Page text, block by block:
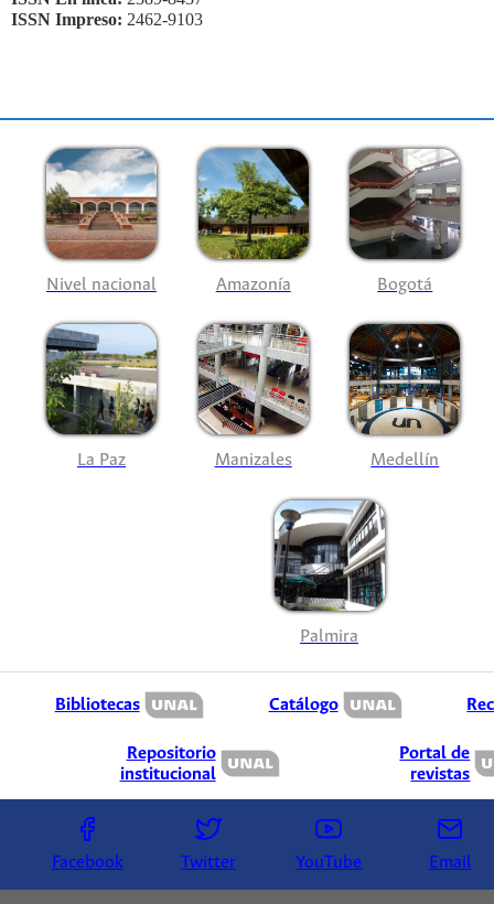
ISSN Impreso: 2462-9103
Nivel nacional Amazonía Bogotá
La Paz Manizales Medellín
Palmira
Bibliotecas Catálogo
Repositorio
institucional
Portal de
revistas
Facebook Twitter YouTube Email